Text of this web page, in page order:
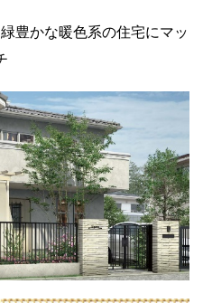
豊かな暖色系の住宅にマッ